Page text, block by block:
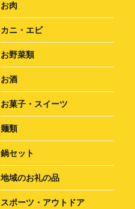
お肉
カニ・エビ
お野菜類
お酒
お菓子・スイーツ
麺類
鍋セット
地域のお礼の品
スポーツ・アウトドア